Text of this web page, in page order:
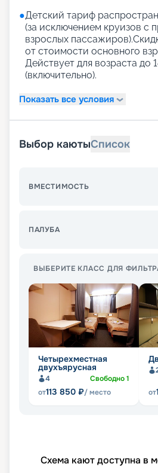
●Детский тариф
(за исключением круизов с
взрослых
от стоимости основного
Действует для возраста до
(включительно).
Показать все условия
Выбор каютыСписок
ВМЕСТИМОСТЬ
ПАЛУБА
ВЫБЕРИТЕ КЛАСС ДЛЯ
Четырехместная
двухъярусная
4 Свободно1
от113 850 ₽/ место от
Схема кают доступна в